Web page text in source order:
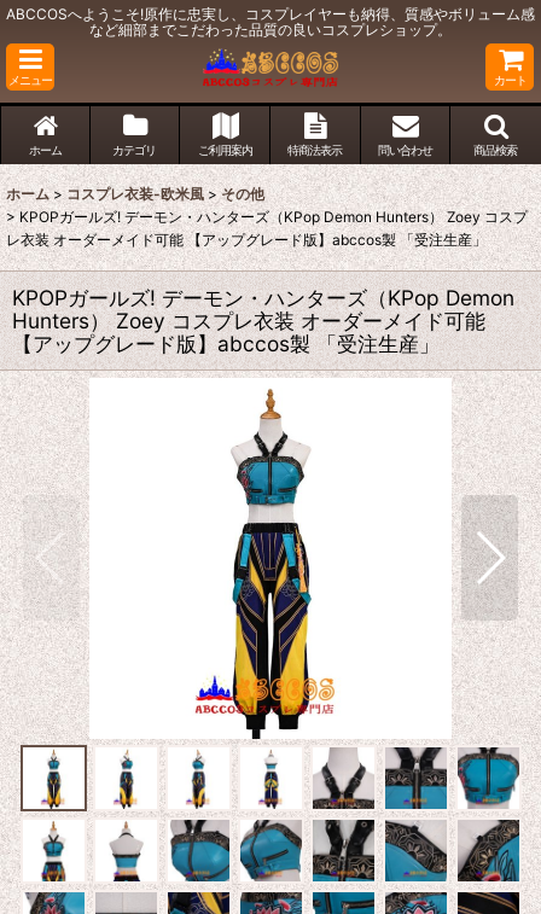
ABCCOSへようこそ!原作に忠実し、コスプレイヤーも納得、質感やボリューム感
など細部までこだわった品質の良いコスプレショップ。
メニュー カート
ホーム カテゴリ ご利用案内 特商法表示 問い合わせ 商品検索
ホーム > コスプレ衣装-欧米風 > その他
> KPOPガールズ! デーモン・ハンターズ（KPop Demon Hunters） Zoey コスプ
レ衣装 オーダーメイド可能 【アップグレード版】abccos製 「受注生産」
KPOPガールズ! デーモン・ハンターズ（KPop Demon
Hunters） Zoey コスプレ衣装 オーダーメイド可能
【アップグレード版】abccos製 「受注生産」